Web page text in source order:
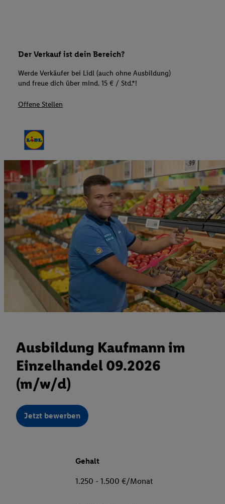
Der Verkauf ist dein Bereich?
Werde Verkäufer bei Lidl (auch ohne Ausbildung)
und freue dich über mind. 15 € / Std.*!
Offene Stellen
Ausbildung Kaufmann im
Einzelhandel 09.2026
(m/w/d)
Jetzt bewerben
Gehalt
1.250 - 1.500 €/Monat